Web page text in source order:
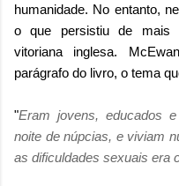
humanidade. No entanto,
o que persistiu de mais
vitoriana inglesa.
parágrafo do livro, o tema
"Eram jovens, educados
noite de núpcias, e viviam
as dificuldades sexuais era